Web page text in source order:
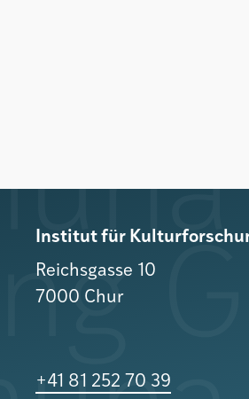
Institut für
Reichsgasse 10
7000 Chur
+41 81 252 70 39